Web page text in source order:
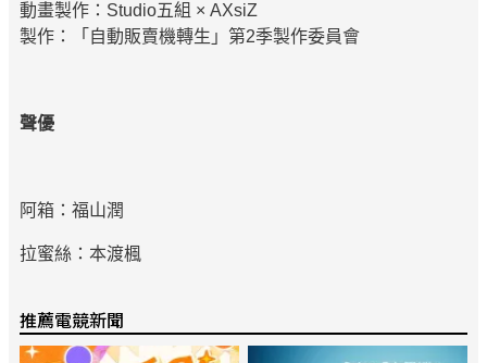
動畫製作：Studio五組 × AXsiZ
製作：「自動販賣機轉生」第2季製作委員會
聲優
阿箱：福山潤
拉蜜絲：本渡楓
推薦電競新聞